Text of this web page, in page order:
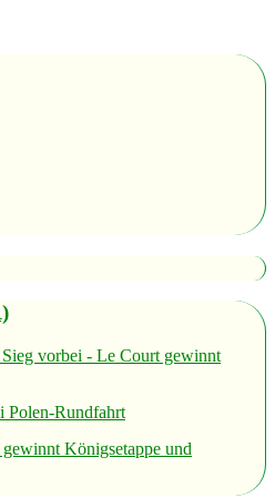
vorbei - Le Court gewinnt
Polen-Rundfahrt
Königsetappe und